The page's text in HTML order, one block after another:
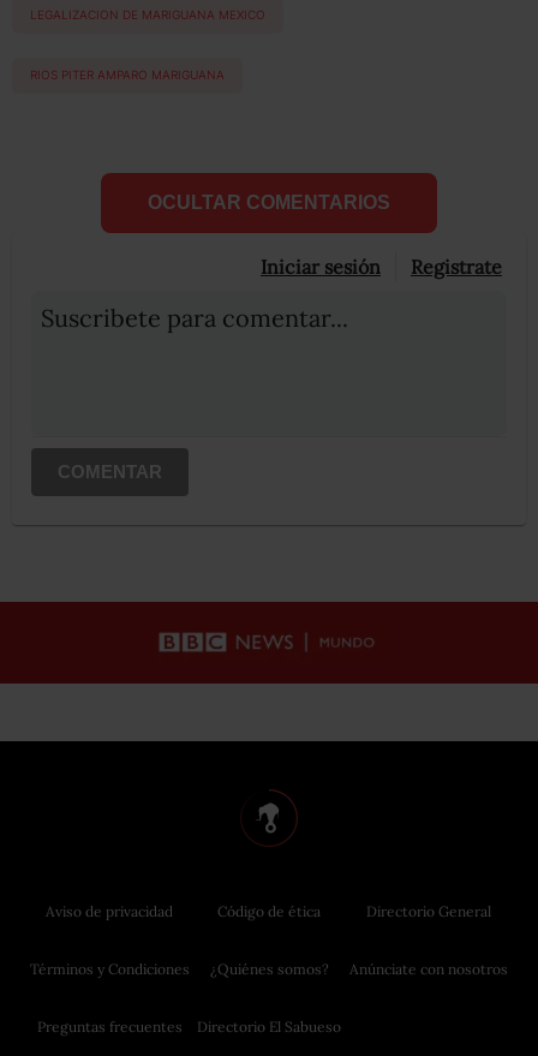
LEGALIZACION DE MARIGUANA MEXICO
RIOS PITER AMPARO MARIGUANA
OCULTAR COMENTARIOS
Iniciar sesión Registrate
Suscribete para comentar...
COMENTAR
Aviso de privacidad
Términos y Condiciones
Preguntas frecuentes
Código de ética
¿Quiénes somos?
Directorio El Sabueso
Directorio General
Anúnciate con nosotros